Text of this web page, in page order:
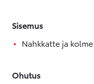
Sisemus
Nahkkatte ja
Ohutus